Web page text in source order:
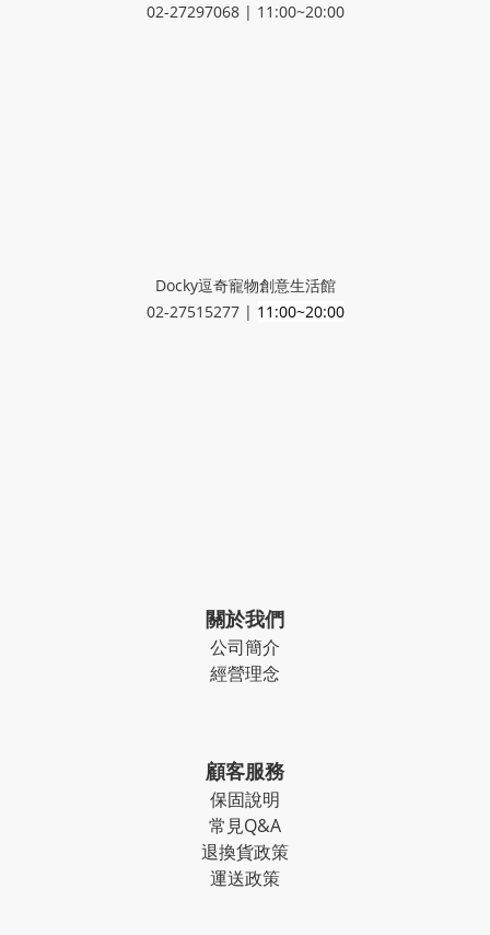
02-27297068 | 11:00~20:00
Docky逗奇寵物創意生活館
02-27515277 | 11:00~20:00
關於我們
公司簡介
經營理念
顧客服務
保固說明
常見Q&A
退換貨政策
運送政策